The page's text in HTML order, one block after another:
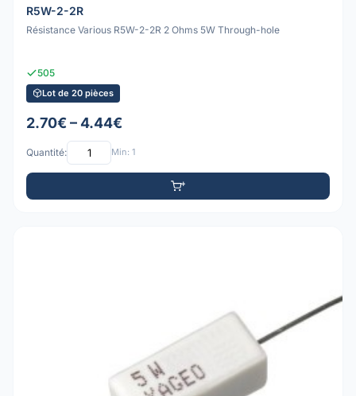
R5W-2-2R
Résistance Various R5W-2-2R 2 Ohms 5W Through-hole
505
Lot de 20 pièces
2.70€ – 4.44€
Quantité: Min: 1